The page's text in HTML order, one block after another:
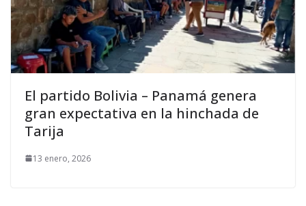
El partido Bolivia – Panamá genera
gran expectativa en la hinchada de
Tarija
13 enero, 2026